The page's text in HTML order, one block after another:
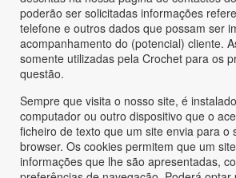
poderão ser solicitadas informações
telefone e outros dados que possam ser
acompanhamento do (potencial) cliente.
somente utilizadas pela Crochet para os
questão.
Sempre que visita o nosso site, é
computador ou outro dispositivo que o
ficheiro de texto que um site envia para o
browser. Os cookies permitem que um
informações que lhe são apresentadas,